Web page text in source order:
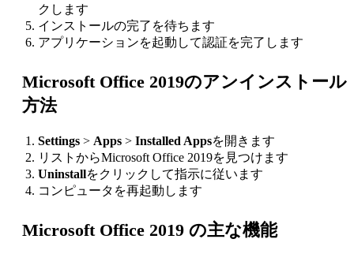
クします
インストールの完了を待ちます
アプリケーションを起動して認証を完了します
Microsoft Office 2019のアンインストール
方法
Settings > Apps > Installed Appsを開きます
リストからMicrosoft Office 2019を見つけます
Uninstallをクリックして指示に従います
コンピュータを再起動します
Microsoft Office 2019 の主な機能